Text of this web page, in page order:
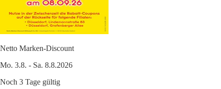
Netto Marken-Discount
Mo. 3.8. - Sa. 8.8.2026
Noch 3 Tage gültig